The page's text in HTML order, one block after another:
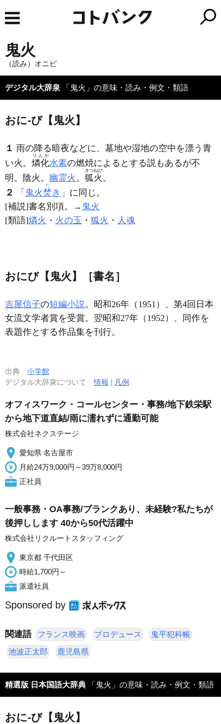
鬼火
（読み）オニビ
デジタル大辞泉 「鬼火」の意味・読み・例文・類語
おに‐び【鬼火】
１ 雨の降る暗夜などに、墓地や湿地の空中を漂う青
い火。 燐化
りんか
水素の燃焼によるとする説もあるが不
明。陰火。 幽霊火。 狐火
きつねび
。
２
「 鬼火焚
た
き 」に同じ。
[補説]書名別項。→ 鬼火
[類語]燐火 ・ 火の玉 ・ 狐火 ・ 人魂
おにび【鬼火】［書名］
吉屋信子の短編小説。昭和26年（1951）、第4回日本
女流文学者賞を受賞。翌昭和27年（1952）、同作を
表題作とする作品集を刊行。
出典 小学館
デジタル大辞泉について情報 | 凡例
オフィスワーク・コールセンター・事務/地下鉄栄駅
から地下道直結/雨に濡れずに通勤可能
株式会社ネクステージ
愛知県 名古屋市
月給24万9,000円～39万8,000円
正社員
一般事務・OA事務/ブランクあり、未経験?私たちが
後押しします 40から50代活躍中
株式会社リクルートスタッフィング
東京都 千代田区
時給1,700円～
派遣社員
Sponsored by
関連語 フランス映画 プロデュース 鬼平犯科帳
池波正太郎 鹿児島県
精選版 日本国語大辞典 「鬼火」の意味・読み・例文・類語
おに‐び【鬼火】